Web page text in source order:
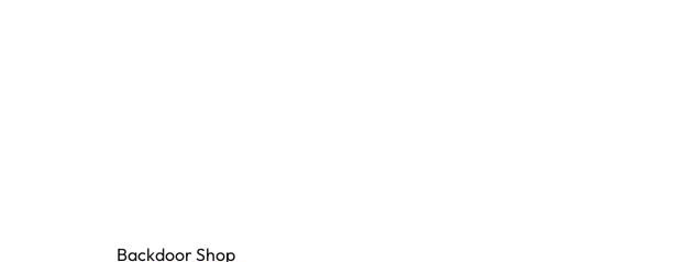
Backdoor Shop